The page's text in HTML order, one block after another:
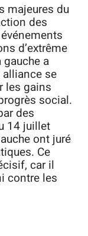
majeures du
des
d’extrême
a
se
les gains
social.
des
14 juillet
ont juré
Ce
car il
contre les